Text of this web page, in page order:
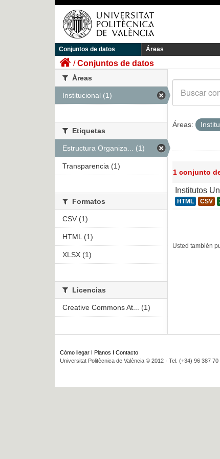
Conjuntos de datos Áreas
Conjuntos de datos
Áreas:
1 conjunto
Institutos
HTML CSV
Usted también
Áreas
Institucional (1)
Etiquetas
Estructura Organiza... (1)
Transparencia (1)
Formatos
CSV (1)
HTML (1)
XLSX (1)
Licencias
Creative Commons At... (1)
Cómo llegar Planos
Contacto
Universitat Politècnica de València © 2012 · Tel. (+34) 96 387 70